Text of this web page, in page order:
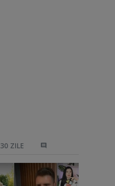
30 ZILE